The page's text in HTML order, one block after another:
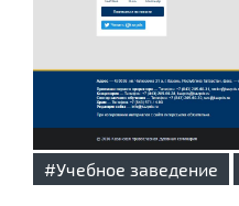
#Учебное заведение